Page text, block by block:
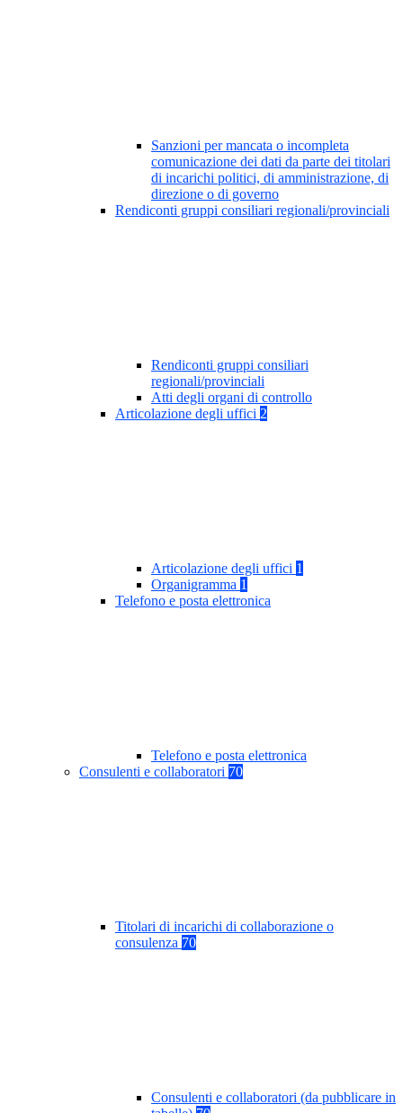
Sanzioni per mancata o incompleta
comunicazione dei dati da parte dei titolari
di incarichi politici, di amministrazione, di
direzione o di governo
Rendiconti gruppi consiliari regionali/provinciali
Rendiconti gruppi consiliari
regionali/provinciali
Atti degli organi di controllo
Articolazione degli uffici 2
Articolazione degli uffici 1
Organigramma 1
Telefono e posta elettronica
Telefono e posta elettronica
Consulenti e collaboratori 70
Titolari di incarichi di collaborazione o
consulenza 70
Consulenti e collaboratori (da pubblicare in